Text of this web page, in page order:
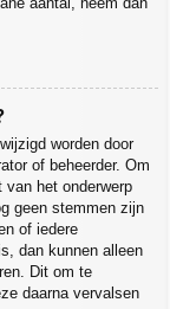
worden door
of beheerder. Om
het onderwerp
geen stemmen zijn
of iedere
dan kunnen alleen
Dit om te
daarna vervalsen